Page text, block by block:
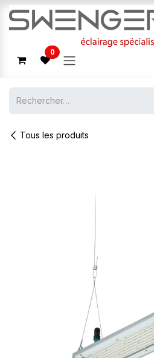
Se rendre au contenu
0
Tous les produits